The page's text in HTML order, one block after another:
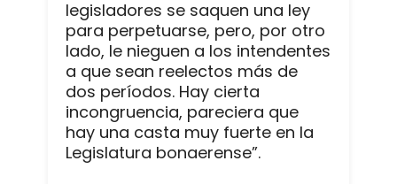
legisladores se saquen una ley
para perpetuarse, pero, por otro
lado, le nieguen a los intendentes
a que sean reelectos más de
dos períodos. Hay cierta
incongruencia, pareciera que
hay una casta muy fuerte en la
Legislatura bonaerense”.